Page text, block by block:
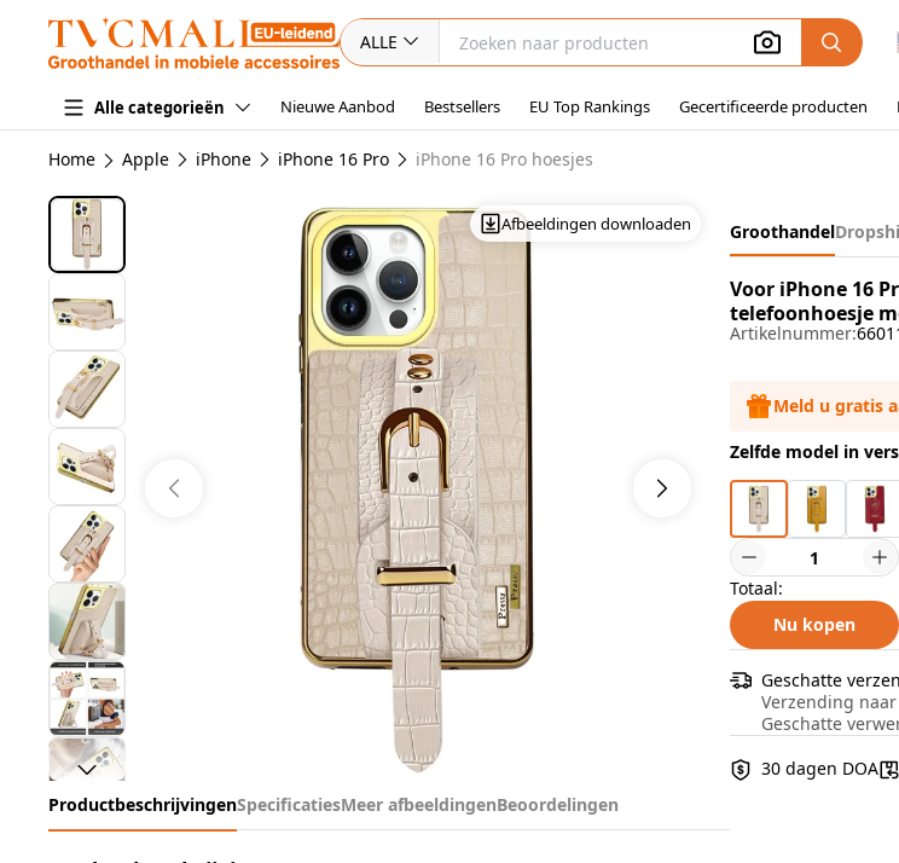
ALLE
Alle categorieën Nieuwe Aanbod Bestsellers EU Top Rankings Gecertificeerde producten
Home Apple iPhone iPhone 16 Pro iPhone 16 Pro hoesjes
Afbeeldingen downloaden
ProductbeschrijvingenSpecificatiesMeer afbeeldingenBeoordelingen
Groothandel
Voor iPhone 16
telefoonhoesje
Artikelnummer:
Meld u gratis
Zelfde model in
Totaal:
Nu kopen
Geschatte
Verzending naar
Geschatte
30 dagen DOA